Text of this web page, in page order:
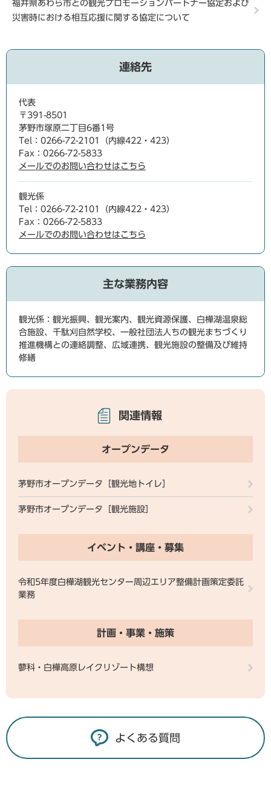
福井県あわら市との観光プロモーションパートナー協定および
災害時における相互応援に関する協定について
連絡先
代表
〒391-8501
茅野市塚原二丁目6番1号
Tel：0266-72-2101（内線422・423）
Fax：0266-72-5833
メールでのお問い合わせはこちら
観光係
Tel：0266-72-2101（内線422・423）
Fax：0266-72-5833
メールでのお問い合わせはこちら
主な業務内容
観光係：観光振興、観光案内、観光資源保護、白樺湖温泉総
合施設、千駄刈自然学校、一般社団法人ちの観光まちづくり
推進機構との連絡調整、広域連携、観光施設の整備及び維持
修繕
関連情報
オープンデータ
茅野市オープンデータ［観光地トイレ］
茅野市オープンデータ［観光施設］
イベント・講座・募集
令和5年度白樺湖観光センター周辺エリア整備計画策定委託
業務
計画・事業・施策
蓼科・白樺高原レイクリゾート構想
よくある質問